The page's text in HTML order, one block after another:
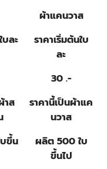
ผ้าแคนวาส
บละ
ราคาเริ่มต้นใบ
ละ
30 .-
าส
ราคานี้เป็นผ้าแค
นวาส
ขึ้น
ผลิต 500 ใบ
ขึ้นไป